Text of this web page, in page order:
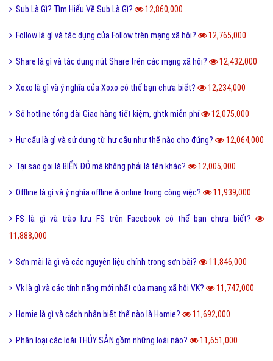
Sub Là Gì? Tìm Hiểu Về Sub Là Gì? 12,860,000
Follow là gì và tác dụng của Follow trên mạng xã hội? 12,765,000
Share là gì và tác dụng nút Share trên các mạng xã hội? 12,432,000
Xoxo là gì và ý nghĩa của Xoxo có thể bạn chưa biết? 12,234,000
Số hotline tổng đài Giao hàng tiết kiệm, ghtk miễn phí 12,075,000
Hư cấu là gì và sử dụng từ hư cấu như thế nào cho đúng? 12,064,000
Tại sao gọi là BIỂN ĐỎ mà không phải là tên khác? 12,005,000
Offline là gì và ý nghĩa offline & online trong công việc? 11,939,000
FS là gì và trào lưu FS trên Facebook có thể bạn chưa biết?
11,888,000
Sơn mài là gì và các nguyên liệu chính trong sơn bài? 11,846,000
Vk là gì và các tính năng mới nhất của mạng xã hội VK? 11,747,000
Homie là gì và cách nhận biết thế nào là Homie? 11,692,000
Phân loại các loài THỦY SẢN gồm những loài nào? 11,651,000